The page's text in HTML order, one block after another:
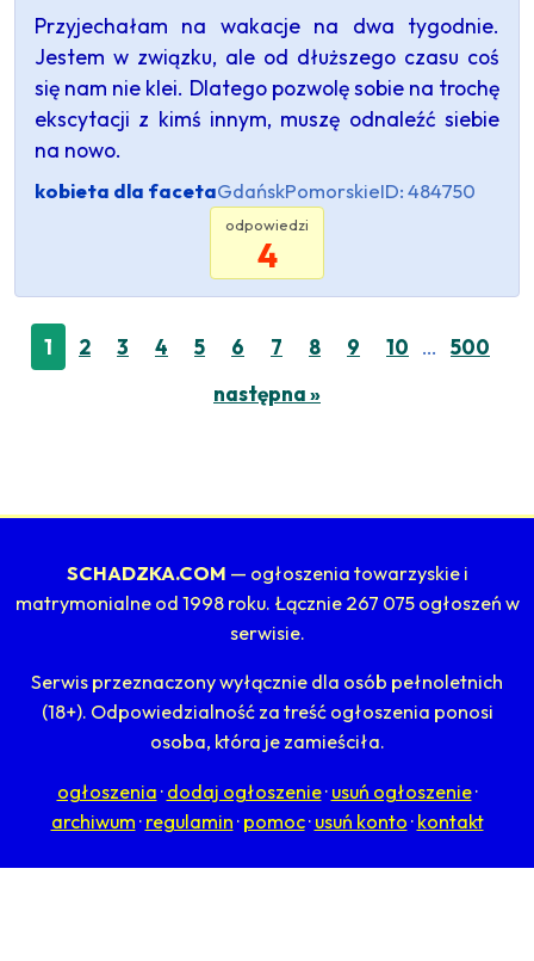
Przyjechałam na wakacje na dwa tygodnie.
Jestem w związku, ale od dłuższego czasu coś
się nam nie klei. Dlatego pozwolę sobie na trochę
ekscytacji z kimś innym, muszę odnaleźć siebie
na nowo.
kobieta dla facetaGdańskPomorskieID: 484750
odpowiedzi
4
1 2 3 4 5 6 7 8 9 10 …
500
następna »
SCHADZKA.COM — ogłoszenia towarzyskie i
matrymonialne od 1998 roku. Łącznie 267 075 ogłoszeń w
serwisie.
Serwis przeznaczony wyłącznie dla osób pełnoletnich
(18+). Odpowiedzialność za treść ogłoszenia ponosi
osoba, która je zamieściła.
ogłoszenia · dodaj ogłoszenie· usuń ogłoszenie·
archiwum · regulamin · pomoc· usuń konto · kontakt